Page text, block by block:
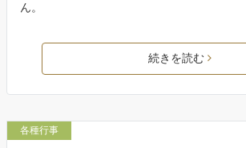
ん。
続きを読む
各種行事